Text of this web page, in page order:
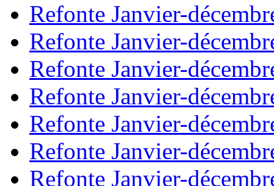
Refonte Janvier-
Refonte Janvier-
Refonte Janvier-
Refonte Janvier-
Refonte Janvier-
Refonte Janvier-
Refonte Janvier-